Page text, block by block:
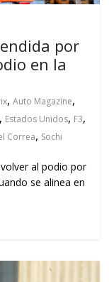
por
en la
,Auto Magazine,
, Estados Unidos, F3,
Correa, Sochi
al podio por
se alinea en